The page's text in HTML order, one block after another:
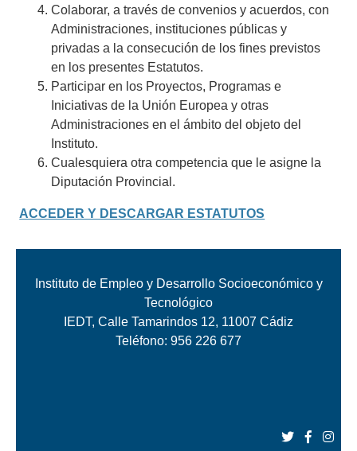
Colaborar, a través de convenios y acuerdos, con
Administraciones, instituciones públicas y
privadas a la consecución de los fines previstos
en los presentes Estatutos.
Participar en los Proyectos, Programas e
Iniciativas de la Unión Europea y otras
Administraciones en el ámbito del objeto del
Instituto.
Cualesquiera otra competencia que le asigne la
Diputación Provincial.
ACCEDER Y DESCARGAR ESTATUTOS
Instituto de Empleo y Desarrollo Socioeconómico y
Tecnológico
IEDT, Calle Tamarindos 12, 11007 Cádiz
Teléfono: 956 226 677